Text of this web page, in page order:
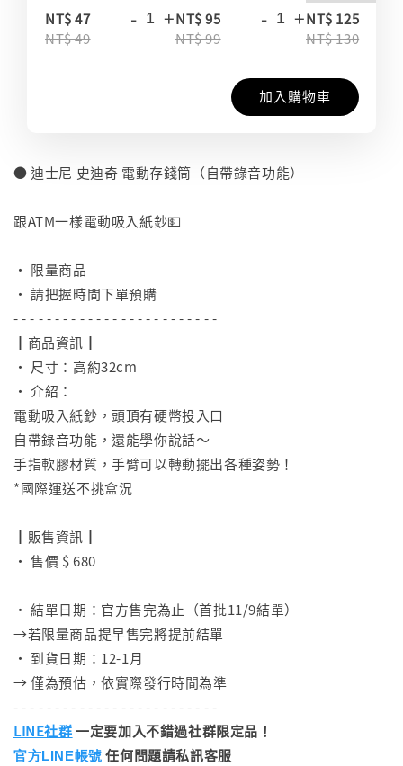
NT$ 47
NT$ 49
- +NT$ 95
NT$ 99
- +NT$ 125
NT$ 130
加入購物車
● 迪士尼 史迪奇 電動存錢筒（自帶錄音功能）
跟ATM一樣電動吸入紙鈔💵
• 限量商品
• 請把握時間下單預購
- - - - - - - - - - - - - - - - - - - - - - - - -
┃商品資訊┃
• 尺寸：高約32cm
• 介紹：
電動吸入紙鈔，頭頂有硬幣投入口
自帶錄音功能，還能學你說話～
手指軟膠材質，手臂可以轉動擺出各種姿勢！
*國際運送不挑盒況
┃販售資訊┃
• 售價 $ 680
• 結單日期：官方售完為止（首批11/9結單）
→若限量商品提早售完將提前結單
• 到貨日期：12-1月
→ 僅為預估，依實際發行時間為準
- - - - - - - - - - - - - - - - - - - - - - - - -
LINE社群一定要加入不錯過社群限定品！
官方LINE帳號 任何問題請私訊客服